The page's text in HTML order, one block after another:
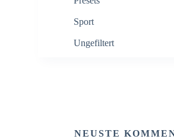
Sport
Ungefiltert
NEUSTE